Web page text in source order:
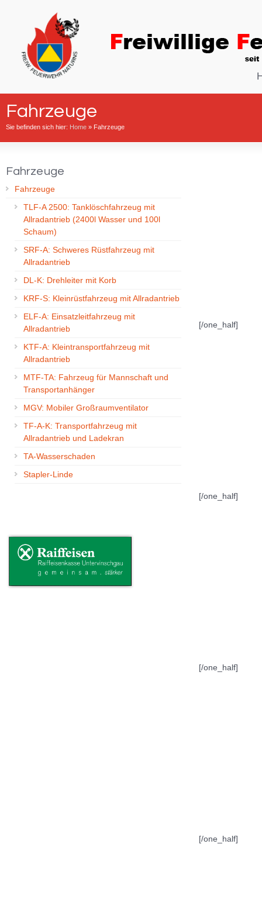
Fahrzeuge
Sie befinden sich hier: Home » Fahrzeuge
[/one_half]
[/one_half]
[/one_half]
[/one_half]
Fahrzeuge
Fahrzeuge
TLF-A 2500: Tanklöschfahrzeug mit
Allradantrieb (2400l Wasser und 100l
Schaum)
SRF-A: Schweres Rüstfahrzeug mit
Allradantrieb
DL-K: Drehleiter mit Korb
KRF-S: Kleinrüstfahrzeug mit Allradantrieb
ELF-A: Einsatzleitfahrzeug mit
Allradantrieb
KTF-A: Kleintransportfahrzeug mit
Allradantrieb
MTF-TA: Fahrzeug für Mannschaft und
Transportanhänger
MGV: Mobiler Großraumventilator
TF-A-K: Transportfahrzeug mit
Allradantrieb und Ladekran
TA-Wasserschaden
Stapler-Linde